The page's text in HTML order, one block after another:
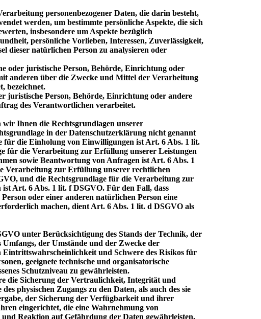
personenbezogener Daten, die darin besteht,
werden, um bestimmte persönliche Aspekte, die sich
insbesondere um Aspekte bezüglich
persönliche Vorlieben, Interessen, Zuverlässigkeit,
dieser natürlichen Person zu analysieren oder
oder juristische Person, Behörde, Einrichtung oder
anderen über die Zwecke und Mittel der Verarbeitung
bezeichnet.
juristische Person, Behörde, Einrichtung oder andere
des Verantwortlichen verarbeitet.
Ihnen die Rechtsgrundlagen unserer
in der Datenschutzerklärung nicht genannt
für die Einholung von Einwilligungen ist Art. 6 Abs. 1 lit.
für die Verarbeitung zur Erfüllung unserer Leistungen
sowie Beantwortung von Anfragen ist Art. 6 Abs. 1
Verarbeitung zur Erfüllung unserer rechtlichen
und die Rechtsgrundlage für die Verarbeitung zur
Art. 6 Abs. 1 lit. f DSGVO. Für den Fall, dass
oder einer anderen natürlichen Person eine
machen, dient Art. 6 Abs. 1 lit. d DSGVO als
unter Berücksichtigung des Stands der Technik, der
der Umstände und der Zwecke der
und Schwere des Risikos für
geeignete technische und organisatorische
Schutzniveau zu gewährleisten.
die Sicherung der Vertraulichkeit, Integrität und
physischen Zugangs zu den Daten, als auch des sie
der Sicherung der Verfügbarkeit und ihrer
eingerichtet, die eine Wahrnehmung von
Reaktion auf Gefährdung der Daten gewährleisten.